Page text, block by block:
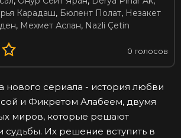
Карадаш, Бюлент Полат, Незакет
, Мехмет Аслан, Nazli Çetin
0 голосов
нового сериала - история любви
и Фикретом Алабеем, двумя
миров, которые решают
судьбы. Их решение вступить в